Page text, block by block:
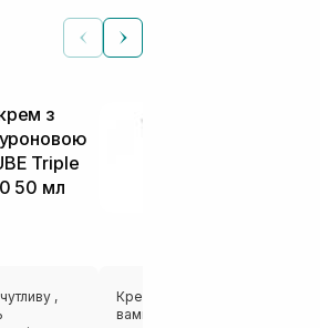
з
Triple
50 мл
,
Крем - справжнє відкриття,
вами на довго) він класно